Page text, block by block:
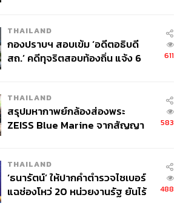
48
THE STANDARD TEAM
กองบรรณาธิการ THE STANDARD
THAILAND
กองปราบฯ สอบเข้ม ‘อดีตอธิบดี
สถ.’ คดีทุจริตสอบท้องถิ่น แจ้ง 6
611
THAILAND
สรุปมหากาพย์กล้องส่องพระ
ZEISS Blue Marine จากสัญญา
จ่ายหนี้-แอบระบุแบรนด์
583
THAILAND
‘ธนารัตน์’ ให้ปากคำตำรวจไซเบอร์
แฉช่องโหว่ 20 หน่วยงานรัฐ ยันไร้
488